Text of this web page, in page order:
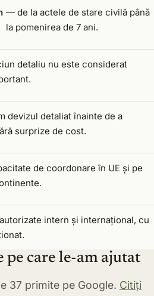
— de la actele de stare civilă până
la pomenirea de 7 ani.
detaliu nu este considerat
devizul detaliat înainte de a
surprize de cost.
de coordonare în UE și pe
intern și internațional, cu
care le-am ajutat
37 primite pe Google. Citiți